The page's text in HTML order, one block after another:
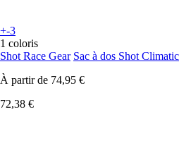
+-3
1 coloris
Shot Race Gear Sac à dos Shot
À partir de 74,95 €
72,38 €